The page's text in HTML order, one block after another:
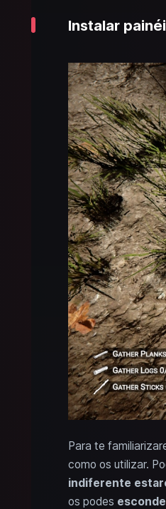
Instalar
Para te
como os utilizar.
indiferente
os podes